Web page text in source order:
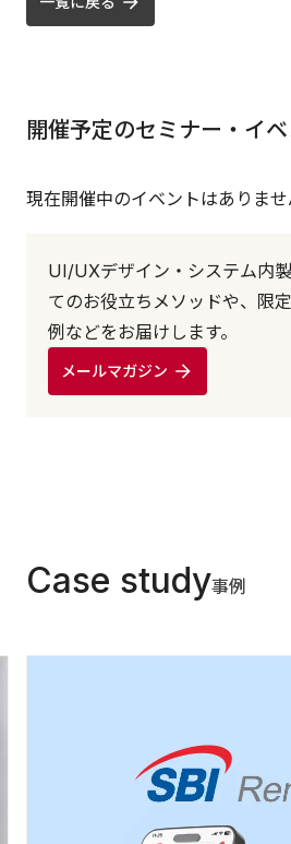
開催予定のセミナー・イベ
現在開催中のイベントはありませ
UI/UXデザイン・システム内
てのお役立ちメソッドや、限
例などをお届けします。
メールマガジン
Case study事例